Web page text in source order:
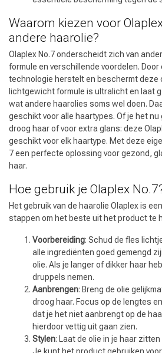
Omvorming
Waarom kiezen voor
andere haarolie?
Olaplex No.7 onderscheidt zich van
formule en verschillende voordelen. Door
technologie herstelt en beschermt deze
lichtgewicht formule is ultralicht en laat
wat andere haarolies soms wel doen.
geschikt voor alle haartypes. Of je het nu
droog haar of voor extra glans: deze
geschikt voor elk haartype. Met deze
7 een perfecte oplossing voor gezond,
haar.
Hoe gebruik je Olaplex
Het gebruik van de haarolie Olaplex is
stappen om het beste uit het product te
Voorbereiding: Schud de fles
alle ingrediënten goed gemengd
olie. Als je langer of dikker haar
druppels nemen.
Aanbrengen: Breng de olie
droog haar. Focus op de lengtes
dat je het niet aanbrengt op de
hierdoor vettig uit gaan zien.
Stylen: Laat de olie in je haar